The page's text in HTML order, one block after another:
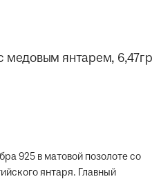
янтарем, 6,47гр
925 в матовой позолоте со
янтаря. Главный